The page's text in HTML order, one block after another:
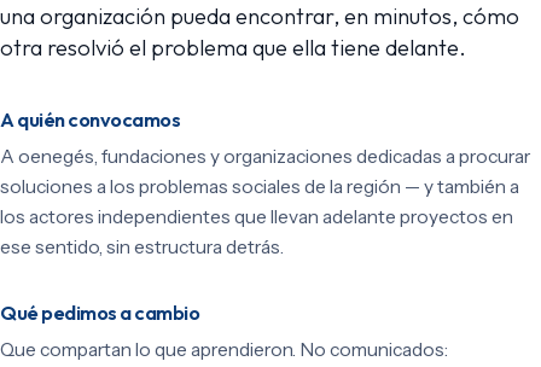
una organización pueda encontrar, en minutos, cómo
otra resolvió el problema que ella tiene delante.
A quién convocamos
A oenegés, fundaciones y organizaciones dedicadas a procurar
soluciones a los problemas sociales de la región — y también a
los actores independientes que llevan adelante proyectos en
ese sentido, sin estructura detrás.
Qué pedimos a cambio
Que compartan lo que aprendieron. No comunicados: